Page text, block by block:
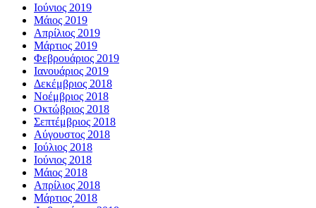
Ιούνιος 2019
Μάιος 2019
Απρίλιος 2019
Μάρτιος 2019
Φεβρουάριος 2019
Ιανουάριος 2019
Δεκέμβριος 2018
Νοέμβριος 2018
Οκτώβριος 2018
Σεπτέμβριος 2018
Αύγουστος 2018
Ιούλιος 2018
Ιούνιος 2018
Μάιος 2018
Απρίλιος 2018
Μάρτιος 2018